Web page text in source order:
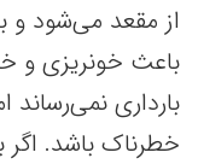
از مقعد می‌شود و
باعث خونریزی و
بارداری نمی‌رساند
خطرناک باشد. اگر